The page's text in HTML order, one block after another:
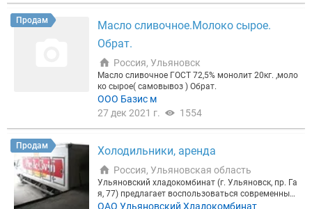
ну. Собственный склад при производстве, режим
мя дня и ночи, без задержек. Товар в коробках по
20кг, всегда в наличии. Отправляем образцы, есл
и хотите попробовать. Доставка в любую точку Р
оссии транспортной компанией. Надоело работа
ть с ванючим жиром ? Поставщик постоянно зад
ерживает поставки? Устали переплачивать посре
дникам? Звоните, не хотите звонить? пишите.....
Продам
Масло сливочное.Молоко сырое.
Обрат.
Россия, Ульяновск
Масло сливочное ГОСТ 72,5% монолит 20кг. ,моло
ко сырое( самовывоз ) Обрат.
ООО Базис м
27 дек 2021 г.
1554
Продам Холодильники, аренда
Россия, Ульяновская область
Ульяновский хладокомбинат (г. Ульяновск, пр. Га
я, 77) предлагает воспользоваться современным
и низкотемпературными складами (34 холодильн
ОАО Ульяновский Хладокомбинат